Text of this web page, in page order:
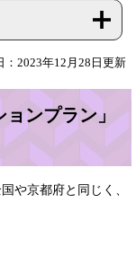
：2023年12月28日更新
ンプラン」
や京都府と同じく、